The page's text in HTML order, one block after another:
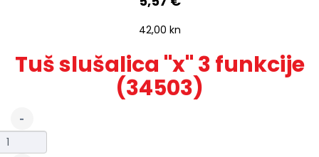
42,00 kn
Tuš slušalica "x" 3 funkcije
(34503)